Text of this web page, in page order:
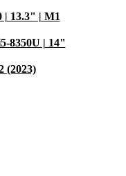
| 13.3" | M1
8350U | 14"
(2023)